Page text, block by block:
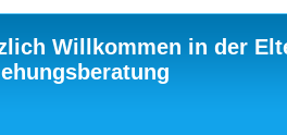
Willkommen in der